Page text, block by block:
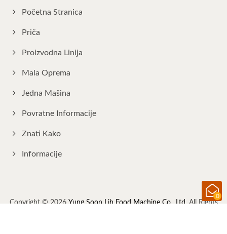
0
Početna Stranica
Priča
Proizvodna Linija
Mala Oprema
Jedna Mašina
Povratne Informacije
Znati Kako
Informacije
Copyright © 2026 Yung Soon Lih Food Machine Co., Ltd. All Rights